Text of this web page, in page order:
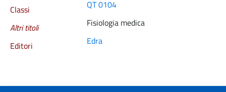
Classi
QT 0104
Altri titoli
Fisiologia medica
Editori
Edra